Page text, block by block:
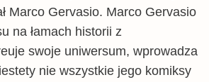
Marco Gervasio. Marco Gervasio
na łamach historii z
swoje uniwersum, wprowadza
nie wszystkie jego komiksy